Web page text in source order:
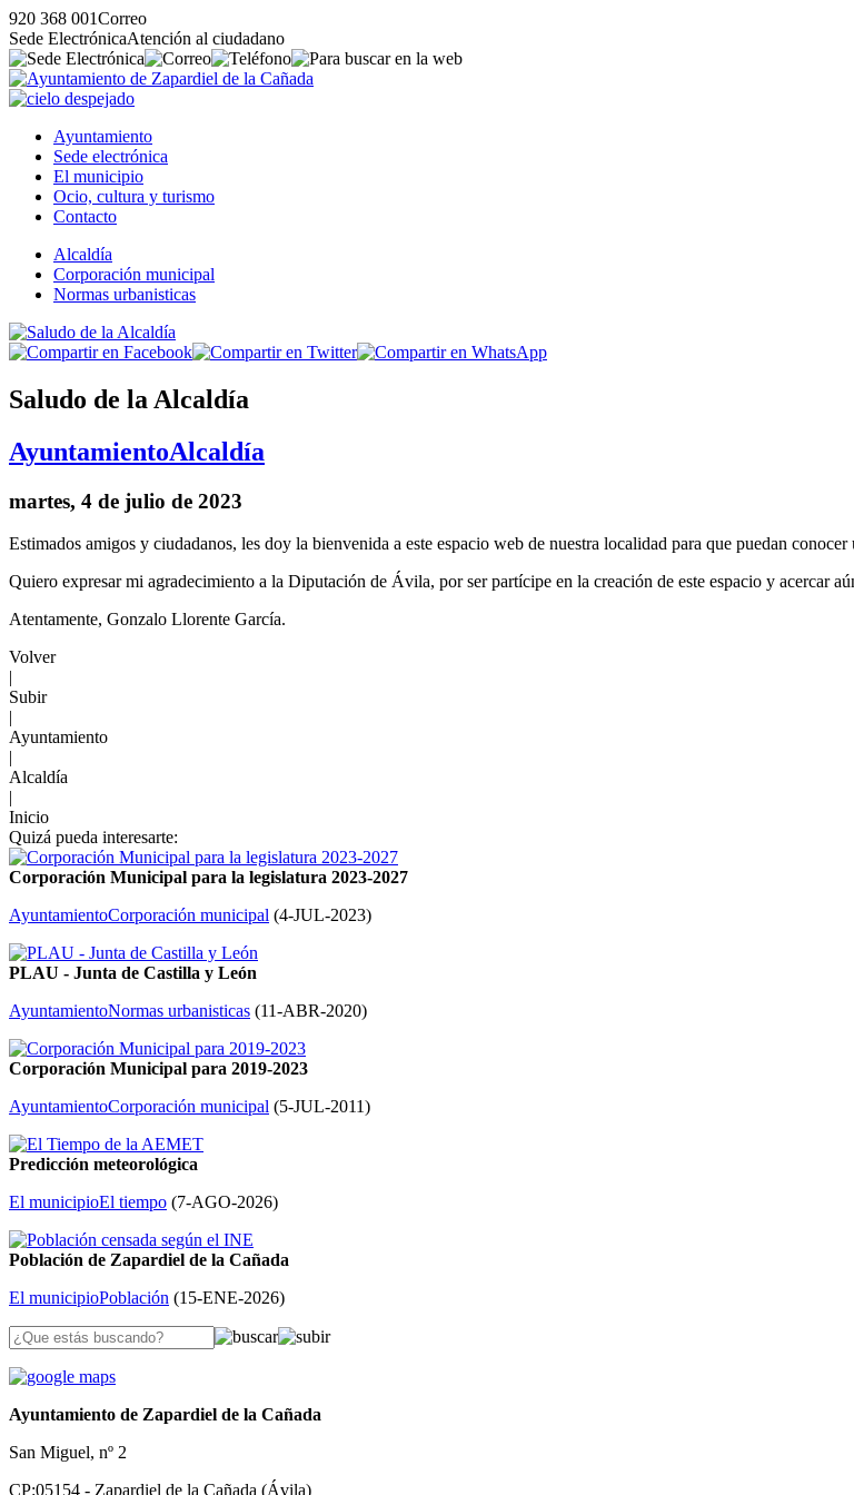
920 368 001Correo
Sede ElectrónicaAtención al ciudadano
Ayuntamiento
Sede electrónica
El municipio
Ocio, cultura y turismo
Contacto
Alcaldía
Corporación municipal
Normas urbanisticas
Saludo de la Alcaldía
AyuntamientoAlcaldía
martes, 4 de julio de 2023
Estimados amigos y ciudadanos, les doy la bienvenida a este espacio web de nuestra localidad para que puedan conocer
Quiero expresar mi agradecimiento a la Diputación de Ávila, por ser partícipe en la creación de este espacio y acercar
Atentamente, Gonzalo Llorente García.
Volver
|
Subir
|
Ayuntamiento
|
Alcaldía
|
Inicio
Quizá pueda interesarte:
Corporación Municipal para la legislatura 2023-2027
AyuntamientoCorporación municipal (4-JUL-2023)
PLAU - Junta de Castilla y León
AyuntamientoNormas urbanisticas (11-ABR-2020)
Corporación Municipal para 2019-2023
AyuntamientoCorporación municipal (5-JUL-2011)
Predicción meteorológica
El municipioEl tiempo (7-AGO-2026)
Población de Zapardiel de la Cañada
El municipioPoblación (15-ENE-2026)
Ayuntamiento de Zapardiel de la Cañada
San Miguel, nº 2
CP:05154 - Zapardiel de la Cañada (Ávila)